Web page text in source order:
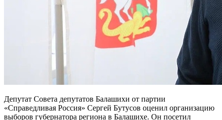
Депутат Совета депутатов Балашихи от партии
«Справедливая Россия» Сергей Бутусов оценил организацию
выборов губернатора региона в Балашихе. Он посетил